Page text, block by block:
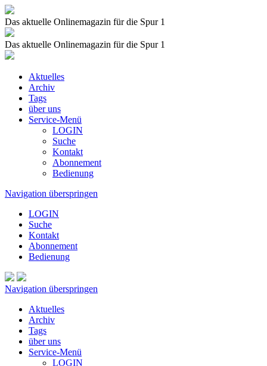
Das aktuelle Onlinemagazin für die Spur 1
Das aktuelle Onlinemagazin für die Spur 1
Aktuelles
Archiv
Tags
über uns
Service-Menü
LOGIN
Suche
Kontakt
Abonnement
Bedienung
Navigation überspringen
LOGIN
Suche
Kontakt
Abonnement
Bedienung
Navigation überspringen
Aktuelles
Archiv
Tags
über uns
Service-Menü
LOGIN